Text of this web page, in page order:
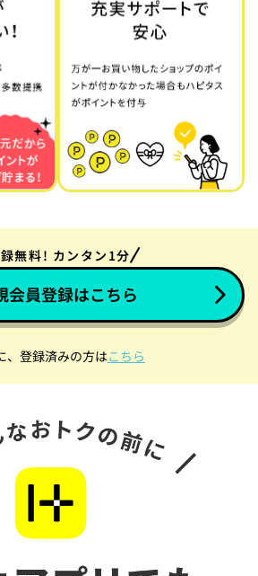
無料! カンタン1分
会員登録はこちら
、登録済みの方はこちら